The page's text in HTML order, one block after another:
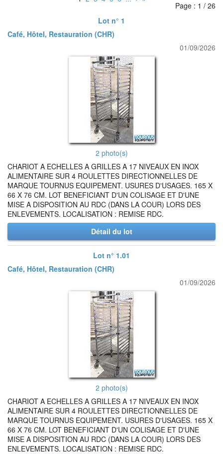
Page : 1 / 26
Lot n° 1
Café, Hôtel, Restauration (CHR)
01/09/2026
2 photo(s)
CHARIOT A ECHELLES A GRILLES A 17 NIVEAUX EN INOX
ALIMENTAIRE SUR 4 ROULETTES DIRECTIONNELLES DE
MARQUE TOURNUS EQUIPEMENT. USURES D'USAGES. 165 X
66 X 76 CM. LOT BENEFICIANT D'UN COLISAGE ET D'UNE
MISE A DISPOSITION AU RDC (DANS LA COUR) LORS DES
ENLEVEMENTS. LOCALISATION : REMISE RDC.
Détail du lot
Lot n° 1.01
Café, Hôtel, Restauration (CHR)
01/09/2026
2 photo(s)
CHARIOT A ECHELLES A GRILLES A 17 NIVEAUX EN INOX
ALIMENTAIRE SUR 4 ROULETTES DIRECTIONNELLES DE
MARQUE TOURNUS EQUIPEMENT. USURES D'USAGES. 165 X
66 X 76 CM. LOT BENEFICIANT D'UN COLISAGE ET D'UNE
MISE A DISPOSITION AU RDC (DANS LA COUR) LORS DES
ENLEVEMENTS. LOCALISATION : REMISE RDC.